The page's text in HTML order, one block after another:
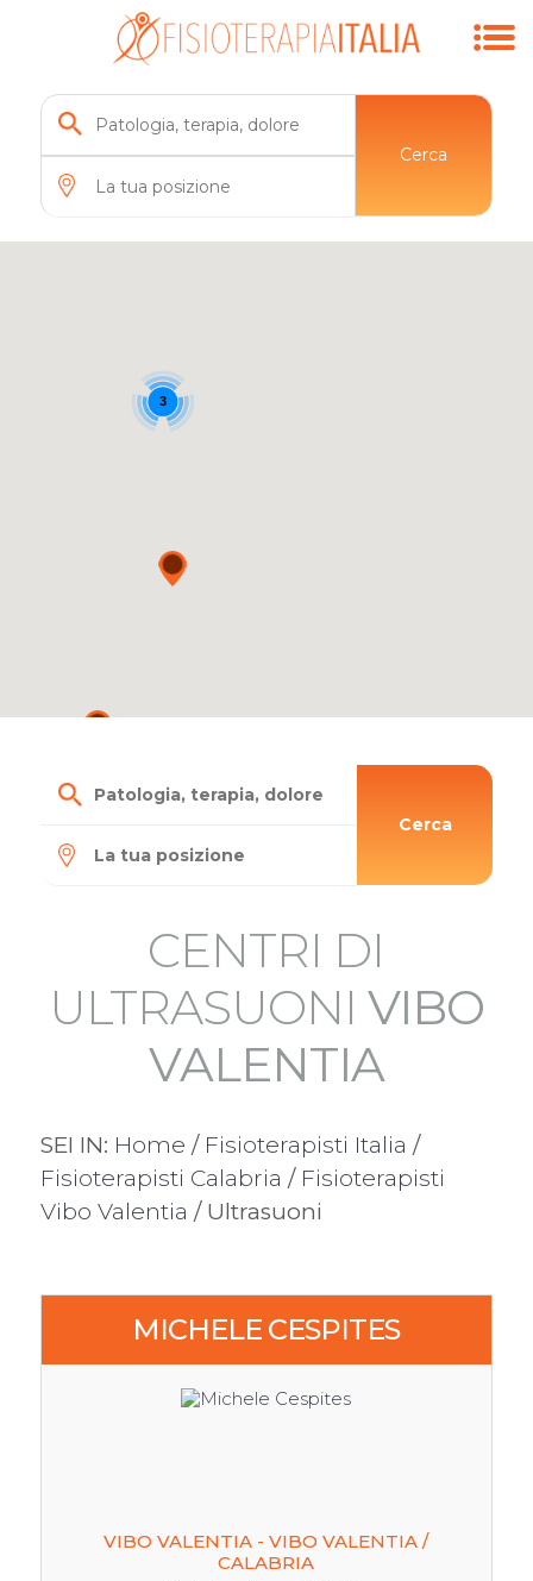
Cerca
3
Cerca
CENTRI DI
ULTRASUONI VIBO
VALENTIA
SEI IN: Home / Fisioterapisti Italia /
Fisioterapisti Calabria / Fisioterapisti
Vibo Valentia / Ultrasuoni
MICHELE CESPITES
VIBO VALENTIA - VIBO VALENTIA /
CALABRIA